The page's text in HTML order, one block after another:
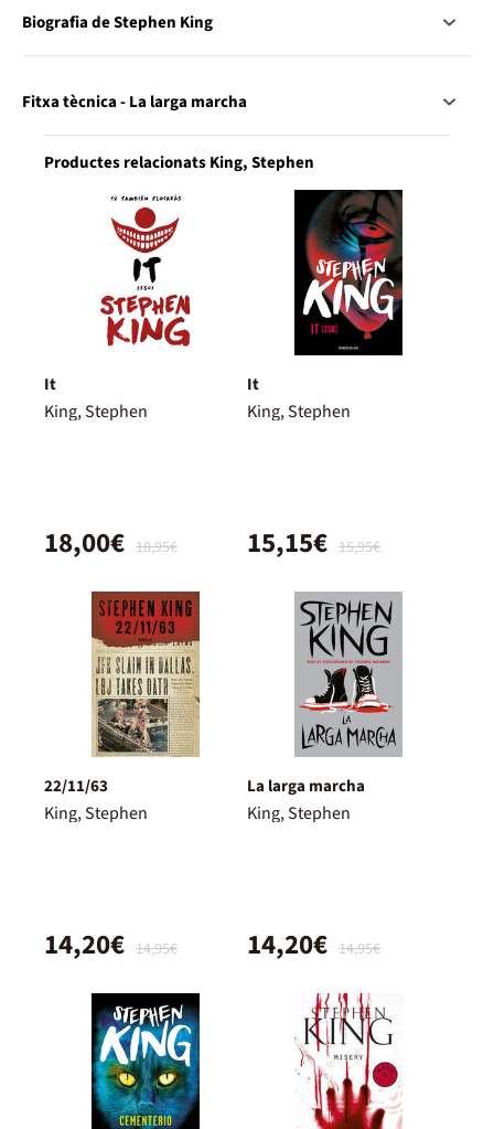
Biografia de Stephen King
Fitxa tècnica - La larga marcha
Productes relacionats King, Stephen
It
King, Stephen
18,95€
18,00€
It
King, Stephen
15,95€
15,15€
22/11/63
King, Stephen
14,95€
14,20€
La larga marcha
King, Stephen
14,95€
14,20€